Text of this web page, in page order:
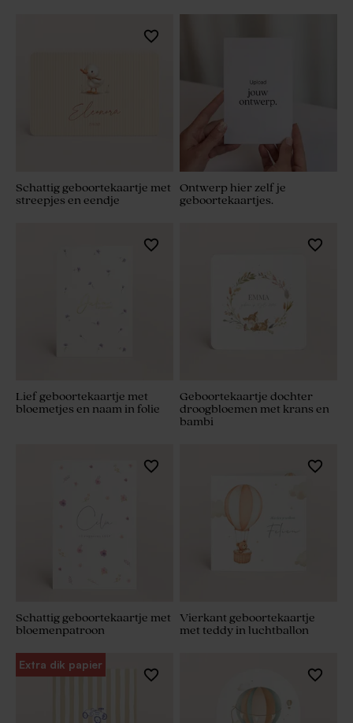
Ontwerp hier zelf je
geboortekaartjes.
Schattig geboortekaartje met
streepjes en eendje
Lief geboortekaartje met
bloemetjes en naam in folie
Geboortekaartje dochter
droogbloemen met krans en
bambi
Schattig geboortekaartje met
bloemenpatroon
Vierkant geboortekaartje
met teddy in luchtballon
Extra dik papier